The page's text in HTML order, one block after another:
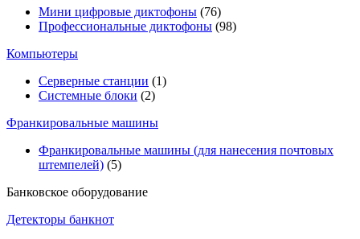
Мини цифровые диктофоны (76)
Профессиональные диктофоны (98)
Компьютеры
Серверные станции (1)
Системные блоки (2)
Франкировальные машины
Франкировальные машины (для нанесения почтовых
штемпелей) (5)
Банковское оборудование
Детекторы банкнот